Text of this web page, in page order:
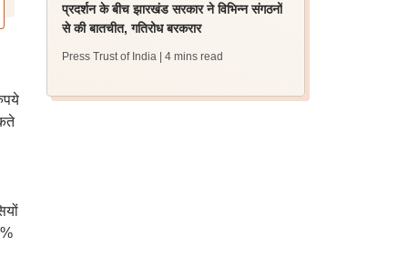
प्रदर्शन के बीच झारखंड सरकार ने विभिन्न संगठनों
से की बातचीत, गतिरोध बरकरार
Press Trust of India | 4 mins read